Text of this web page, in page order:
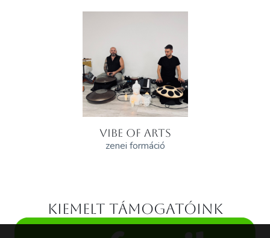
VIBE OF ARTS
zenei formáció
Kiemelt támogatóink